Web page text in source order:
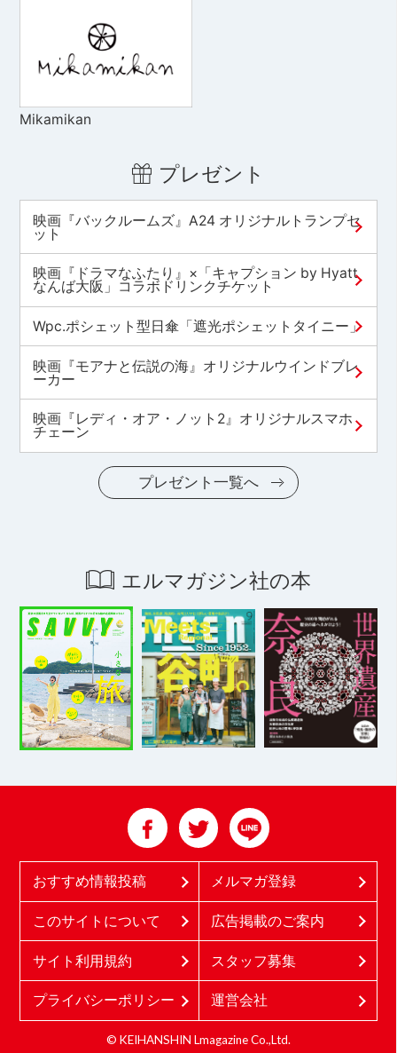
Mikamikan
プレゼント
映画『バックルームズ』A24 オリジナルトランプセ
ット
映画『ドラマなふたり』×「キャプション by Hyatt
なんば大阪」コラボドリンクチケット
Wpc.ポシェット型日傘「遮光ポシェットタイニー」
映画『モアナと伝説の海』オリジナルウインドブレ
ーカー
映画『レディ・オア・ノット2』オリジナルスマホ
チェーン
プレゼント一覧へ
エルマガジン社の本
おすすめ情報投稿 メルマガ登録
このサイトについて 広告掲載のご案内
サイト利用規約 スタッフ募集
プライバシーポリシー 運営会社
© KEIHANSHIN Lmagazine Co.,Ltd.